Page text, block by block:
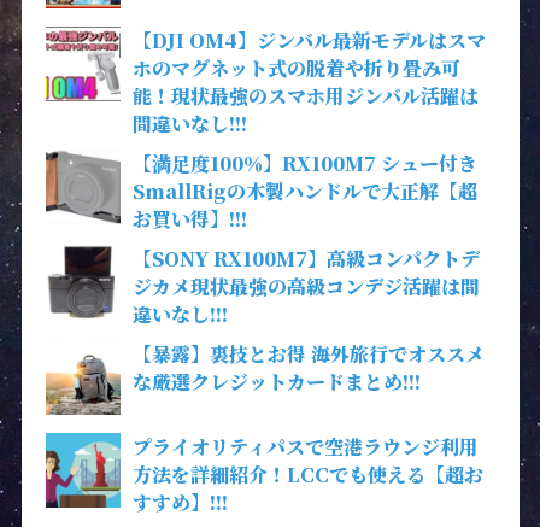
【DJI OM4】ジンバル最新モデルはスマ
ホのマグネット式の脱着や折り畳み可
能！現状最強のスマホ用ジンバル活躍は
間違いなし!!!
【満足度100％】RX100M7 シュー付き
SmallRigの木製ハンドルで大正解【超
お買い得】!!!
【SONY RX100M7】高級コンパクトデ
ジカメ現状最強の高級コンデジ活躍は間
違いなし!!!
【暴露】裏技とお得 海外旅行でオススメ
な厳選クレジットカードまとめ!!!
プライオリティパスで空港ラウンジ利用
方法を詳細紹介！LCCでも使える【超お
すすめ】!!!